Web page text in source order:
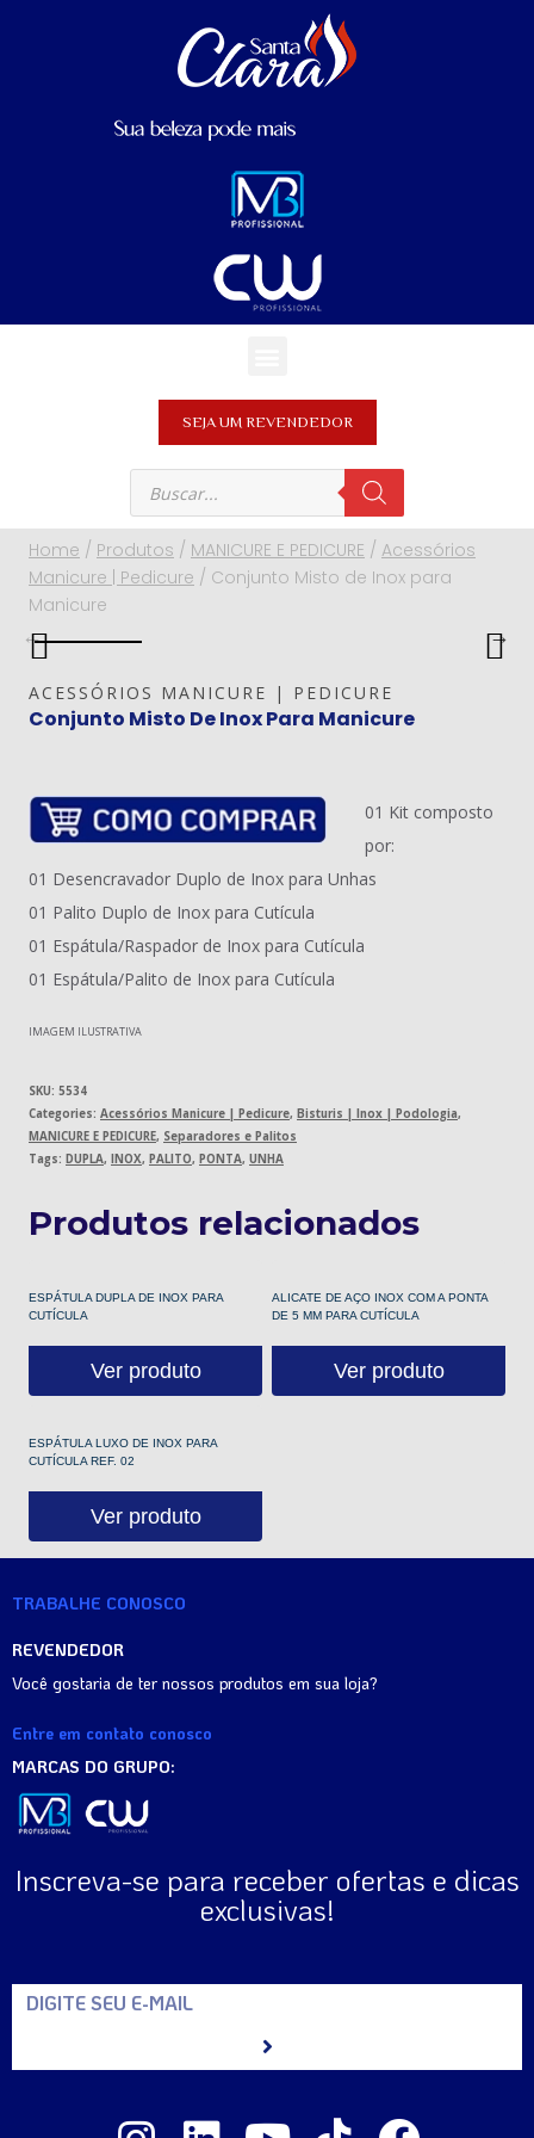
SEJA UM REVENDEDOR
Home / Produtos / MANICURE E PEDICURE / Acessórios
Manicure | Pedicure / Conjunto Misto de Inox para
Manicure
ACESSÓRIOS MANICURE | PEDICURE
Conjunto Misto De Inox Para Manicure
01 Kit composto
por:
01 Desencravador Duplo de Inox para Unhas
01 Palito Duplo de Inox para Cutícula
01 Espátula/Raspador de Inox para Cutícula
01 Espátula/Palito de Inox para Cutícula
IMAGEM ILUSTRATIVA
SKU: 5534
Categories: Acessórios Manicure | Pedicure, Bisturis | Inox | Podologia,
MANICURE E PEDICURE, Separadores e Palitos
Tags: DUPLA, INOX, PALITO, PONTA, UNHA
Produtos relacionados
ESPÁTULA DUPLA DE INOX PARA
CUTÍCULA
Ver produto
ALICATE DE AÇO INOX COM A PONTA
DE 5 MM PARA CUTÍCULA
Ver produto
ESPÁTULA LUXO DE INOX PARA
CUTÍCULA REF. 02
Ver produto
TRABALHE CONOSCO
REVENDEDOR
Você gostaria de ter nossos produtos em sua loja?
Entre em contato conosco
MARCAS DO GRUPO:
Inscreva-se para receber ofertas e dicas
exclusivas!